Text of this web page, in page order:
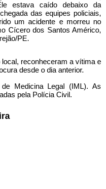
estava caído debaixo da
das equipes policiais,
um acidente e morreu no
Cícero dos Santos Américo,
PE.
reconheceram a vítima e
desde o dia anterior.
Medicina Legal (IML). As
pela Polícia Civil.